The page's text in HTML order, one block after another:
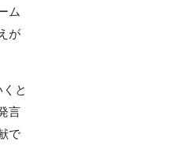
ム
が
と
言
で